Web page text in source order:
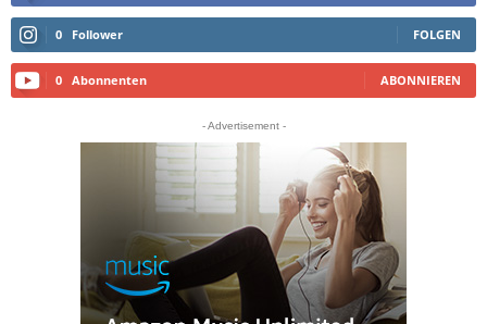
0 Follower FOLGEN
0 Abonnenten ABONNIEREN
- Advertisement -